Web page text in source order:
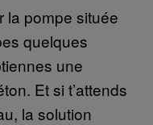
la pompe située
quelques
une
Et si t’attends
la solution